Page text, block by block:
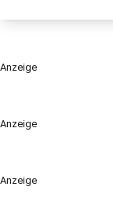
Anzeige
Anzeige
Anzeige